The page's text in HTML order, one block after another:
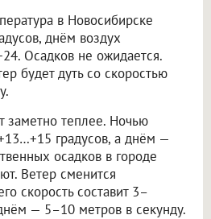
в Новосибирске
днём воздух
Осадков не ожидается.
будет дуть со скоростью
заметно теплее. Ночью
градусов, а днём —
осадков в городе
Ветер сменится
скорость составит 3–
— 5–10 метров в секунду.